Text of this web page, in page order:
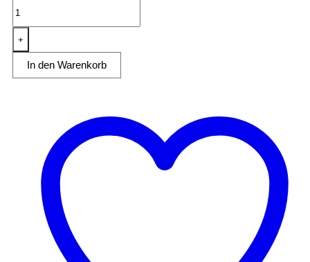
Platten
Umluft-
+
In den Warenkorb